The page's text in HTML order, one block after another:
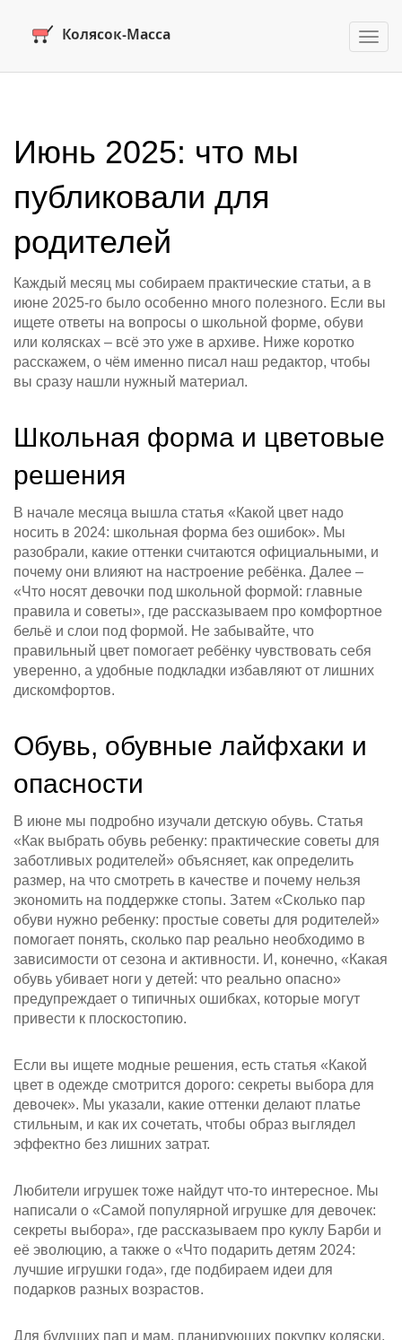
Июнь 2025: что мы
публиковали для
родителей
Каждый месяц мы собираем практические статьи, а в
июне 2025‑го было особенно много полезного. Если вы
ищете ответы на вопросы о школьной форме, обуви
или колясках – всё это уже в архиве. Ниже коротко
расскажем, о чём именно писал наш редактор, чтобы
вы сразу нашли нужный материал.
Школьная форма и цветовые
решения
В начале месяца вышла статья «Какой цвет надо
носить в 2024: школьная форма без ошибок». Мы
разобрали, какие оттенки считаются официальными, и
почему они влияют на настроение ребёнка. Далее –
«Что носят девочки под школьной формой: главные
правила и советы», где рассказываем про комфортное
бельё и слои под формой. Не забывайте, что
правильный цвет помогает ребёнку чувствовать себя
уверенно, а удобные подкладки избавляют от лишних
дискомфортов.
Обувь, обувные лайфхаки и
опасности
В июне мы подробно изучали детскую обувь. Статья
«Как выбрать обувь ребенку: практические советы для
заботливых родителей» объясняет, как определить
размер, на что смотреть в качестве и почему нельзя
экономить на поддержке стопы. Затем «Сколько пар
обуви нужно ребенку: простые советы для родителей»
помогает понять, сколько пар реально необходимо в
зависимости от сезона и активности. И, конечно, «Какая
обувь убивает ноги у детей: что реально опасно»
предупреждает о типичных ошибках, которые могут
привести к плоскостопию.
Если вы ищете модные решения, есть статья «Какой
цвет в одежде смотрится дорого: секреты выбора для
девочек». Мы указали, какие оттенки делают платье
стильным, и как их сочетать, чтобы образ выглядел
эффектно без лишних затрат.
Любители игрушек тоже найдут что‑то интересное. Мы
написали о «Самой популярной игрушке для девочек:
секреты выбора», где рассказываем про куклу Барби и
её эволюцию, а также о «Что подарить детям 2024:
лучшие игрушки года», где подбираем идеи для
подарков разных возрастов.
Для будущих пап и мам, планирующих покупку коляски,